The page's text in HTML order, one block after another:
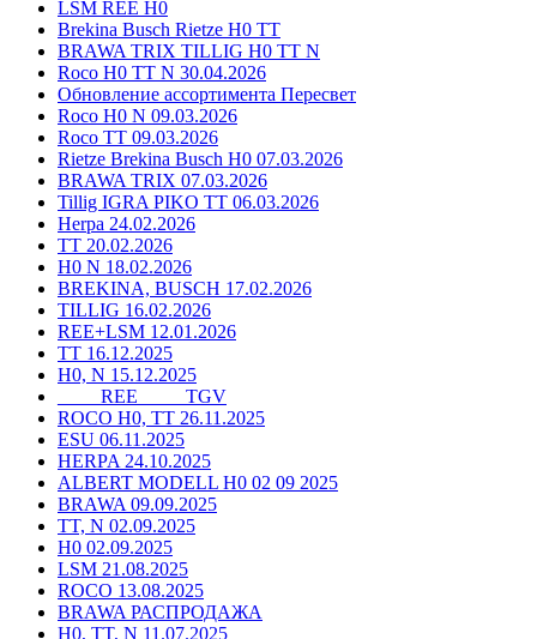
LSM REE H0
Brekina Busch Rietze H0 TT
BRAWA TRIX TILLIG H0 TT N
Roco H0 TT N 30.04.2026
Обновление ассортимента Пересвет
Roco H0 N 09.03.2026
Roco TT 09.03.2026
Rietze Brekina Busch H0 07.03.2026
BRAWA TRIX 07.03.2026
Tillig IGRA PIKO TT 06.03.2026
Herpa 24.02.2026
TT 20.02.2026
H0 N 18.02.2026
BREKINA, BUSCH 17.02.2026
TILLIG 16.02.2026
REE+LSM 12.01.2026
TT 16.12.2025
H0, N 15.12.2025
____ REE ____ TGV
ROCO H0, TT 26.11.2025
ESU 06.11.2025
HERPA 24.10.2025
ALBERT MODELL H0 02 09 2025
BRAWA 09.09.2025
TT, N 02.09.2025
H0 02.09.2025
LSM 21.08.2025
ROCO 13.08.2025
BRAWA РАСПРОДАЖА
H0, TT, N 11.07.2025